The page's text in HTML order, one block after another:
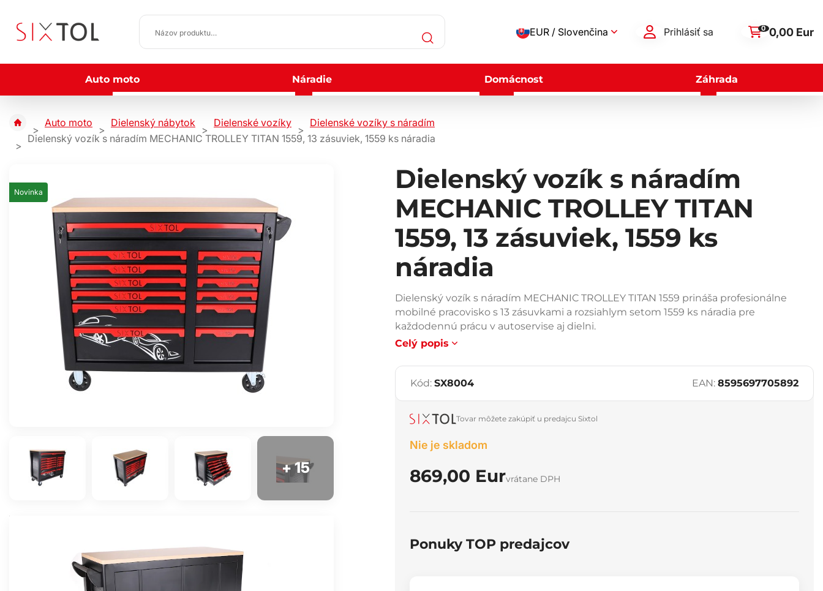
EUR / Slovenčina Prihlásiť sa 0 0,00 Eur
Auto moto Náradie Domácnost Záhrada
Auto moto Dielenský nábytok Dielenské vozíky
Dielenské vozíky s náradím
Dielenský vozík s náradím MECHANIC TROLLEY TITAN 1559, 13 zásuviek, 1559 ks náradia
Dielenský vozík s náradím
MECHANIC TROLLEY TITAN
1559, 13 zásuviek, 1559 ks
náradia
Dielenský vozík s náradím MECHANIC TROLLEY TITAN 1559 prináša profesionálne
mobilné pracovisko s 13 zásuvkami a rozsiahlym setom 1559 ks náradia pre
každodennú prácu v autoservise aj dielni.
Celý popis
Novinka
+ 15
Kód: SX8004 EAN: 8595697705892
Tovar môžete zakúpiť u predajcu Sixtol
Nie je skladom
869,00 Eurvrátane DPH
Ponuky TOP predajcov